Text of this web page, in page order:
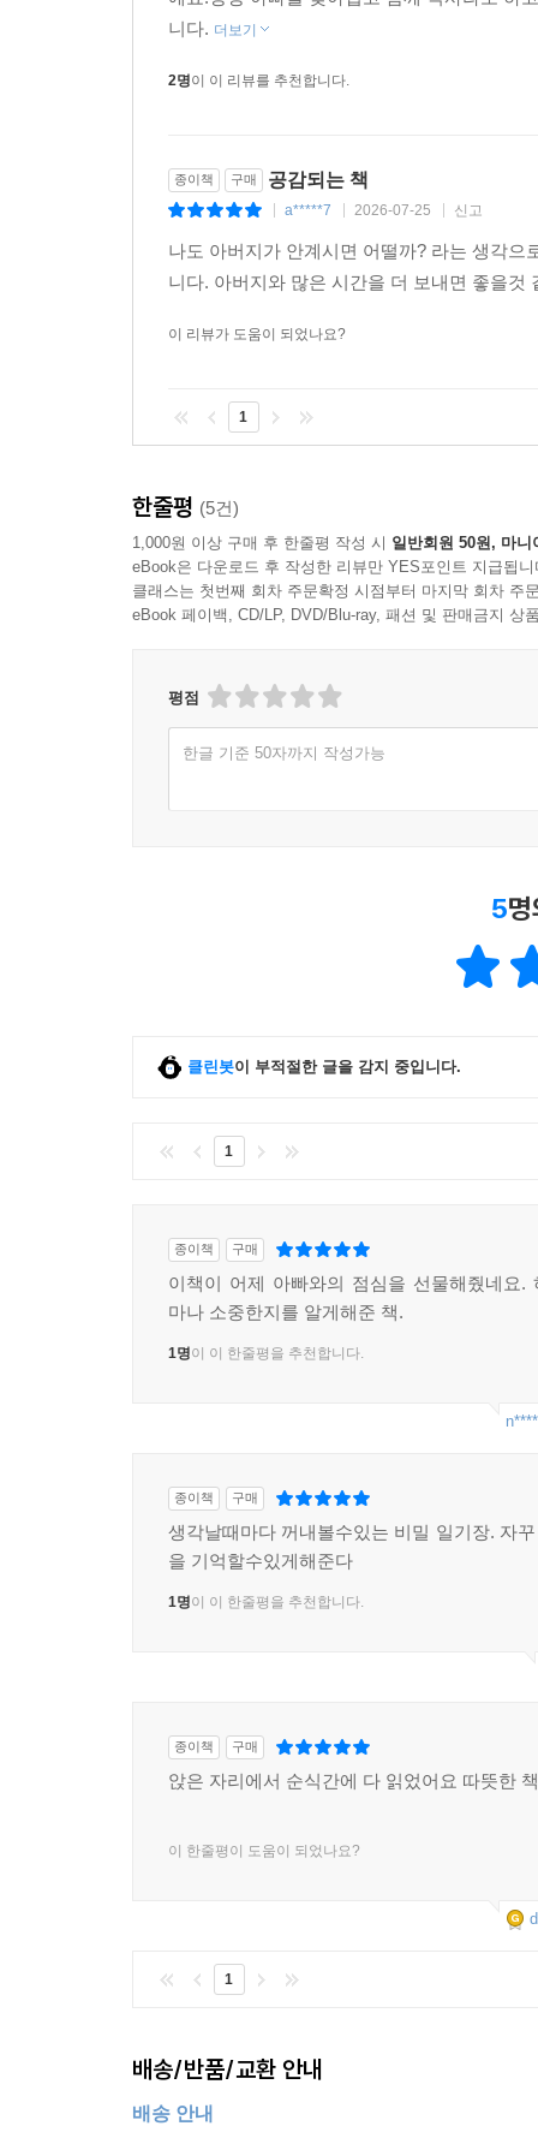
니다. 더보기
2명이 이 리뷰를 추천합니다.
종이책 구매 공감되는 책
a*****7 2026-07-25 신고
나도 아버지가 안계시면 어떨까? 라는 생각
니다. 아버지와 많은 시간을 더 보내면 좋을
이 리뷰가 도움이 되었나요?
1
한줄평 (5건)
1,000원 이상 구매 후 한줄평 작성 시 일반회원 50원, 마니
eBook은 다운로드 후 작성한 리뷰만 YES포인트 지급됩니
클래스는 첫번째 회차 주문확정 시점부터 마지막 회차 주
eBook 페이백, CD/LP, DVD/Blu-ray, 패션 및 판매금지 상
평점
한글 기준 50자까지 작성가능
5
클린봇이 부적절한 글을 감지 중입니다.
1
종이책 구매
이책이 어제 아빠와의 점심을 선물해줬네요.
마나 소중한지를 알게해준 책.
1명이 이 한줄평을 추천합니다.
종이책 구매
생각날때마다 꺼내볼수있는 비밀 일기장. 자
을 기억할수있게해준다
1명이 이 한줄평을 추천합니다.
종이책 구매
앉은 자리에서 순식간에 다 읽었어요 따뜻한
이 한줄평이 도움이 되었나요?
1
배송/반품/교환 안내
배송 안내